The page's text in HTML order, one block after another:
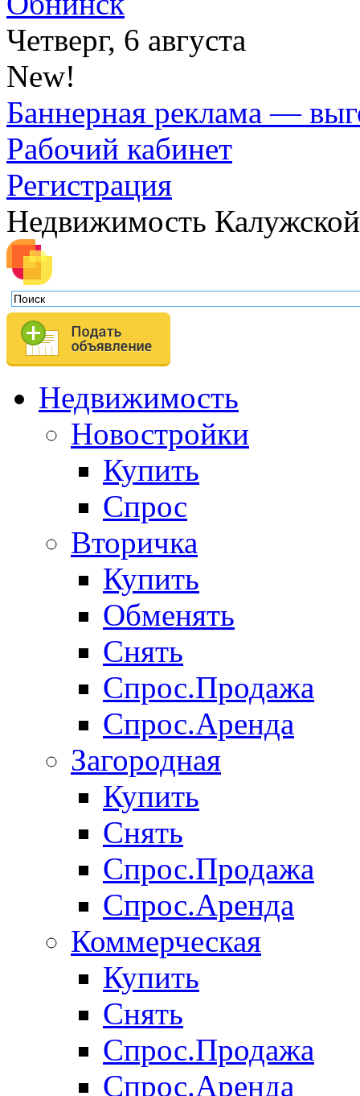
Четверг, 6 августа
New!
Баннерная реклама —
Рабочий кабинет
Регистрация
Недвижимость
Недвижимость
Новостройки
Купить
Спрос
Вторичка
Купить
Обменять
Снять
Спрос.Продажа
Спрос.Аренда
Загородная
Купить
Снять
Спрос.Продажа
Спрос.Аренда
Коммерческая
Купить
Снять
Спрос.Продажа
Спрос.Аренда